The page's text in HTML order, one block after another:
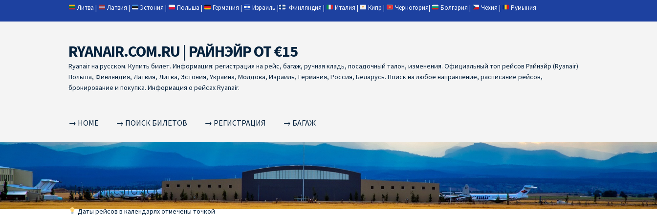
Литва | Латвия | Эстония | Польша | Германия | Израиль | Финляндия | Италия | Кипр | Черногория| Болгария | Чехия | Румыния
Skip
to
navigation
Skip
to
content
RYANAIR.COM.RU | РАЙНЭЙР ОТ €15
Ryanair на русском. Купить билет. Информация: регистрация на рейс, багаж, ручная кладь, посадочный талон, изменения. Официальный топ рейсов Райнэйр (Ryanair)
Польша, Финляндия, Латвия, Литва, Эстония, Украина, Молдова, Израиль, Германия, Россия, Беларусь. Поиск на любое направление, расписание рейсов,
бронирование и покупка. Информация о рейсах Ryanair.
→ HOME → ПОИСК БИЛЕТОВ → РЕГИСТРАЦИЯ → БАГАЖ
HomeRYANAIR | ПОИСК АВИАБИЛЕТОВ Ryanair ГерманияRyanair ГрецияRyanair дешевые авиабилеты
RYANAIR ДОБАВИТЬ БАГАЖRyanair зміниRyanair из ВаршавыRyanair из Вильнюса Ryanair из КаунасаRyanair из ЛаппеенрантыRyanair из Лондона
RYANAIR ИЗ РИГИRyanair из СтокгольмаRYANAIR ИЗ ТАЛЛИНАRyanair из ТампереRYANAIR ИЗ ЧЕХИИ | ПРАГА, ОСТРАВА, ПАРДУБИЦЕ, БРНО
Начните поиск
Даты рейсов в календарях отмечены точкой